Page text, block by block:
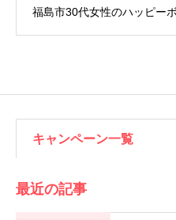
福島市30代女性のハッピー
キャンペーン一覧
最近の記事